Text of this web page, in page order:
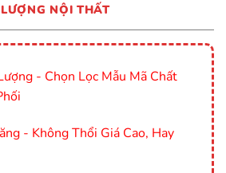
NỘI THẤT
- Chọn Lọc Mẫu Mã Chất
- Không Thổi Giá Cao, Hay